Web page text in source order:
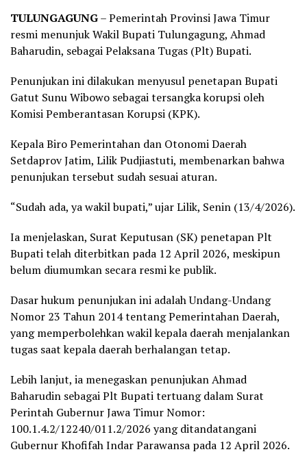
TULUNGAGUNG– Pemerintah Provinsi Jawa Timur
resmi menunjuk Wakil Bupati Tulungagung, Ahmad
Baharudin, sebagai Pelaksana Tugas (Plt) Bupati.
Penunjukan ini dilakukan menyusul penetapan Bupati
Gatut Sunu Wibowo sebagai tersangka korupsi oleh
Komisi Pemberantasan Korupsi (KPK).
Kepala Biro Pemerintahan dan Otonomi Daerah
Setdaprov Jatim, Lilik Pudjiastuti, membenarkan bahwa
penunjukan tersebut sudah sesuai aturan.
“Sudah ada, ya wakil bupati,” ujar Lilik, Senin (13/4/2026).
Ia menjelaskan, Surat Keputusan (SK) penetapan Plt
Bupati telah diterbitkan pada 12 April 2026, meskipun
belum diumumkan secara resmi ke publik.
Dasar hukum penunjukan ini adalah Undang-Undang
Nomor 23 Tahun 2014 tentang Pemerintahan Daerah,
yang memperbolehkan wakil kepala daerah menjalankan
tugas saat kepala daerah berhalangan tetap.
Lebih lanjut, ia menegaskan penunjukan Ahmad
Baharudin sebagai Plt Bupati tertuang dalam Surat
Perintah Gubernur Jawa Timur Nomor:
100.1.4.2/12240/011.2/2026 yang ditandatangani
Gubernur Khofifah Indar Parawansa pada 12 April 2026.